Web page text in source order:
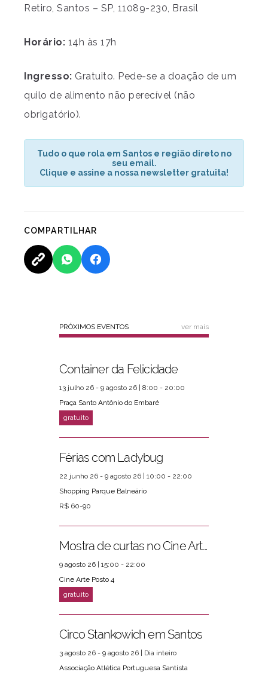
Retiro, Santos – SP, 11089-230, Brasil
Horário: 14h às 17h
Ingresso: Gratuito. Pede-se a doação de um
quilo de alimento não perecível (não
obrigatório).
Tudo o que rola em Santos e região direto no
seu email.
Clique e assine a nossa newsletter gratuita!
COMPARTILHAR
PRÓXIMOS EVENTOS ver mais
Container da Felicidade
13 julho 26 - 9 agosto 26 | 8:00 - 20:00
Praça Santo Antônio do Embaré
Férias com Ladybug
22 junho 26 - 9 agosto 26 | 10:00 - 22:00
Shopping Parque Balneário
R$ 60-90
Mostra de curtas no Cine Arte Posto 4
9 agosto 26 | 15:00 - 22:00
Cine Arte Posto 4
Circo Stankowich em Santos
3 agosto 26 - 9 agosto 26 | Dia inteiro
Associação Atlética Portuguesa Santista